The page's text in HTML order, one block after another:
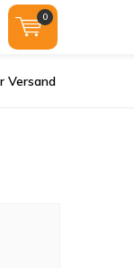
0
Versand